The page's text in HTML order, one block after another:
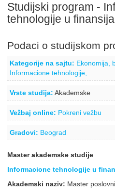
Studijski program -
tehnologije u
Podaci o studijskom
Kategorije na sajtu: Ekonomija,
Informacione tehnologije,
Vrste studija: Akademske
Vežbaj online: Pokreni vežbu
Gradovi: Beograd
Master akademske studije
Informacione tehnologije u
Akademski naziv: Master